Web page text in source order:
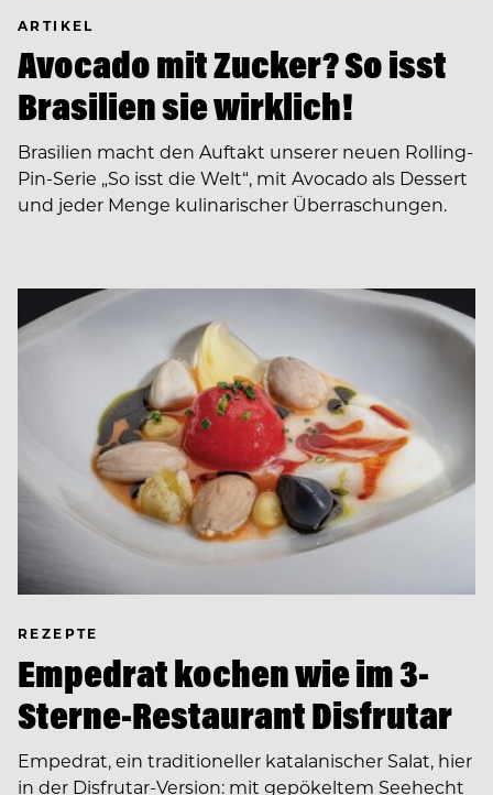
ARTIKEL
Avocado mit Zucker? So isst
Brasilien sie wirklich!
Brasilien macht den Auftakt unserer neuen Rolling-
Pin-Serie „So isst die Welt“, mit Avocado als Dessert
und jeder Menge kulinarischer Überraschungen.
REZEPTE
Empedrat kochen wie im 3-
Sterne-Restaurant Disfrutar
Empedrat, ein traditioneller katalanischer Salat, hier
in der Disfrutar-Version: mit gepökeltem Seehecht